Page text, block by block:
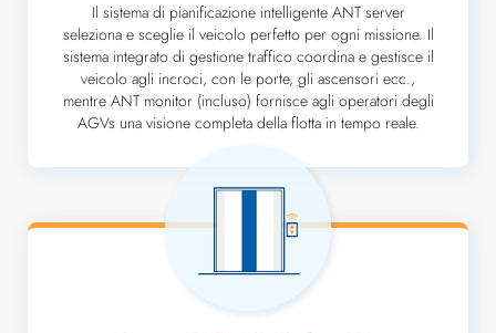
Il sistema di pianificazione intelligente ANT server
seleziona e sceglie il veicolo perfetto per ogni missione. Il
sistema integrato di gestione traffico coordina e gestisce il
veicolo agli incroci, con le porte, gli ascensori ecc.,
mentre ANT monitor (incluso) fornisce agli operatori degli
AGVs una visione completa della flotta in tempo reale.